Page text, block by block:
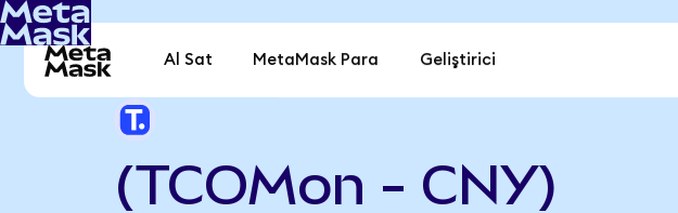
Al Sat MetaMask Para Geliştirici
(TCOMon - CNY)